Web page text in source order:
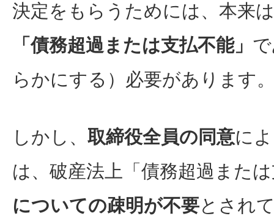
決定をもらうためには、本来
「債務超過または支払不能」
らかにする）必要があります
しかし、 取締役全員の同意に
は、破産法上「債務超過また
についての疎明が不要とされ